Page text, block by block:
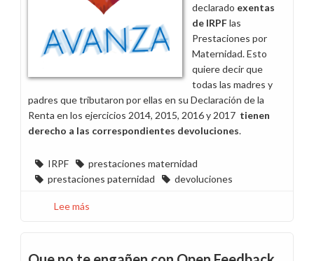
declarado exentas
de IRPFlas
Prestaciones por
Maternidad. Esto
quiere decir que
todas las madres y
padres que tributaron por ellas en su Declaración de la
Renta en los ejercicios 2014, 2015, 2016 y 2017 tienen
derecho a las correspondientes devoluciones.
IRPF
prestaciones maternidad
prestaciones paternidad
devoluciones
Lee más
Maternidad